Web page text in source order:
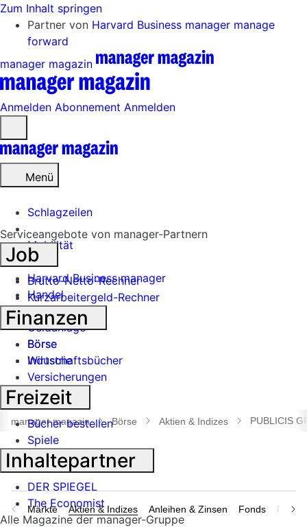
Zum Inhalt springen
Partner von Harvard Business manager manage
forward
manager magazin
Anmelden Abonnement Anmelden
öffnen
Menü
Schlagzeilen
Mobilität
Tech
Harvard Business manager
Handel
Banken
Geldanlage
Börse
Industrie
Suche
öffnen
manager magazin Börse Aktien & Indizes PUBLICIS
Märkte Aktien & Indizes Anleihen & Zinsen Fonds
Serviceangebote von manager-Partnern
Job
Brutto-Netto-Rechner
Kurzarbeitergeld-Rechner
Finanzen
Börse
Wirtschaftsbücher
Versicherungen
Freizeit
Bücher bestellen
Spiele
Inhaltepartner
DER SPIEGEL
The Economist
Alle Magazine der manager-Gruppe